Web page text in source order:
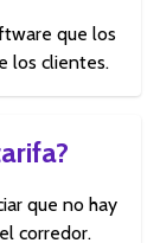
que los
los clientes.
que no hay
corredor.